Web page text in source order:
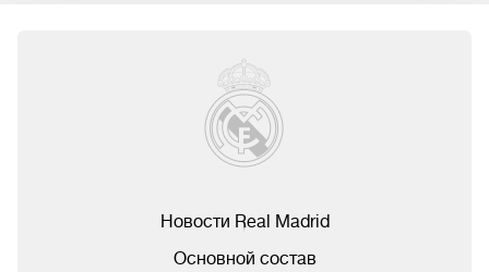
Новости Real Madrid
Основной состав